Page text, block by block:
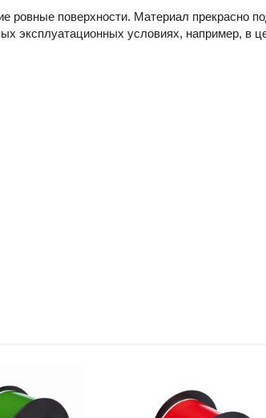
ровные поверхности. Материал прекрасно
эксплуатационных условиях, например, в